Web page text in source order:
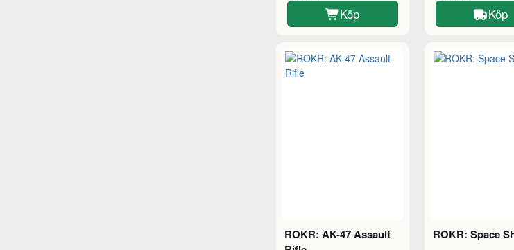
Köp Köp
ROKR: AK-47 Assault
ROKR: Space